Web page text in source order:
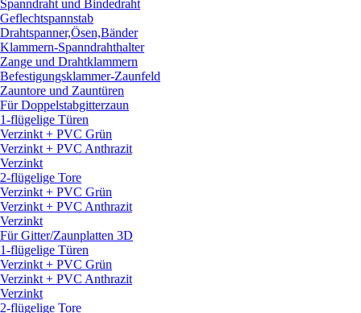
Spanndraht und Bindedraht
Geflechtspannstab
Drahtspanner,Ösen,Bänder
Klammern-Spanndrahthalter
Zange und Drahtklammern
Befestigungsklammer-Zaunfeld
Zauntore und Zauntüren
Für Doppelstabgitterzaun
1-flügelige Türen
Verzinkt + PVC Grün
Verzinkt + PVC Anthrazit
Verzinkt
2-flügelige Tore
Verzinkt + PVC Grün
Verzinkt + PVC Anthrazit
Verzinkt
Für Gitter/Zaunplatten 3D
1-flügelige Türen
Verzinkt + PVC Grün
Verzinkt + PVC Anthrazit
Verzinkt
2-flügelige Tore